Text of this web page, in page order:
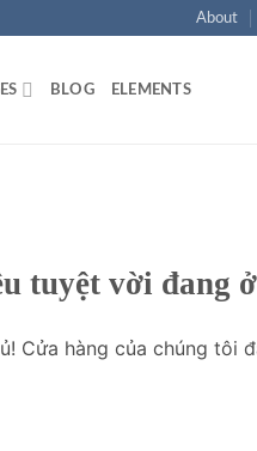
About
BLOG ELEMENTS
tuyệt vời đang
Cửa hàng của chúng tôi